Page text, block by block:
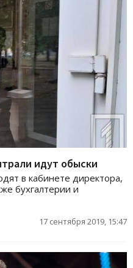
идут обыски
в кабинете директора,
бухгалтерии и
17 сентября 2019, 15:47